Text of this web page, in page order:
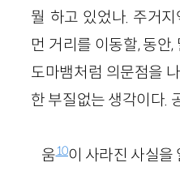
뭘 하고 있었나. 주거
먼 거리를 이동할, 동안
도마뱀처럼 의문점을
한 부질없는 생각이다.
움10이 사라진 사실을